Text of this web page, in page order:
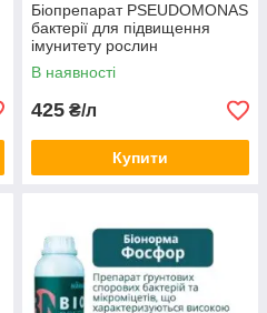
Біопрепарат PSEUDOMONAS
бактерії для підвищення
імунитету рослин
В наявності
425 ₴/л
Купити